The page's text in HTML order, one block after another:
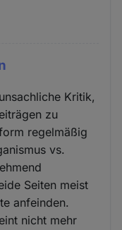
Kritik,
zu
regelmäßig
vs.
Seiten meist
anfeinden.
nicht mehr